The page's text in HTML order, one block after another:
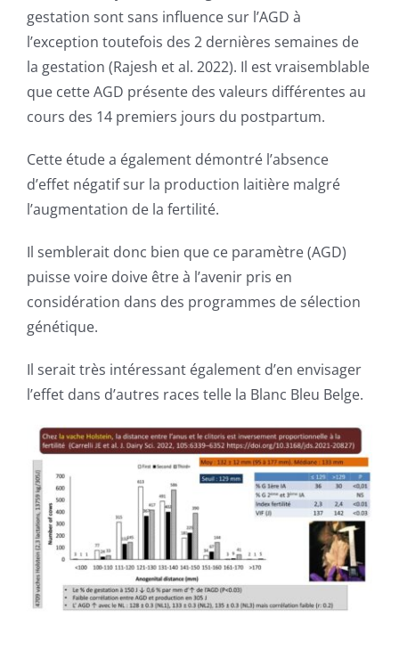
gestation sont sans influence sur l’AGD à
l’exception toutefois des 2 dernières semaines de
la gestation (Rajesh et al. 2022). Il est vraisemblable
que cette AGD présente des valeurs différentes au
cours des 14 premiers jours du postpartum.
Cette étude a également démontré l’absence
d’effet négatif sur la production laitière malgré
l’augmentation de la fertilité.
Il semblerait donc bien que ce paramètre (AGD)
puisse voire doive être à l’avenir pris en
considération dans des programmes de sélection
génétique.
Il serait très intéressant également d’en envisager
l’effet dans d’autres races telle la Blanc Bleu Belge.